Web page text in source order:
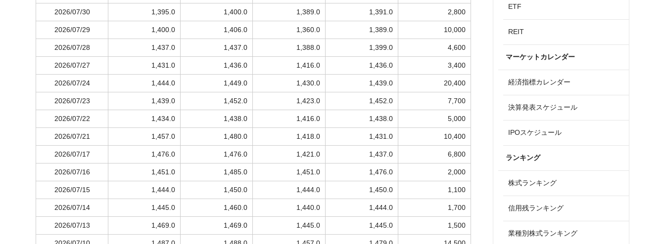
2026/07/30 1,395.0 1,400.0 1,389.0 1,391.0 2,800
2026/07/29 1,400.0 1,406.0 1,360.0 1,389.0 10,000
2026/07/28 1,437.0 1,437.0 1,388.0 1,399.0 4,600
2026/07/27 1,431.0 1,436.0 1,416.0 1,436.0 3,400
2026/07/24 1,444.0 1,449.0 1,430.0 1,439.0 20,400
2026/07/23 1,439.0 1,452.0 1,423.0 1,452.0 7,700
2026/07/22 1,434.0 1,438.0 1,416.0 1,438.0 5,000
2026/07/21 1,457.0 1,480.0 1,418.0 1,431.0 10,400
2026/07/17 1,476.0 1,476.0 1,421.0 1,437.0 6,800
2026/07/16 1,451.0 1,485.0 1,451.0 1,476.0 2,000
2026/07/15 1,444.0 1,450.0 1,444.0 1,450.0 1,100
2026/07/14 1,445.0 1,460.0 1,440.0 1,444.0 1,700
2026/07/13 1,469.0 1,469.0 1,445.0 1,445.0 1,500
ETF
REIT
マーケットカレンダー
経済指標カレンダー
決算発表スケジュール
IPOスケジュール
ランキング
株式ランキング
信用残ランキング
業種別株式ランキング